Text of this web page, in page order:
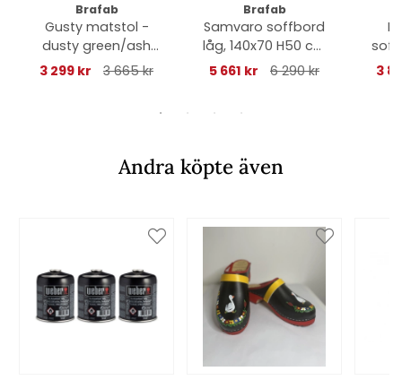
Brafab
Gusty matstol -
dusty green/ash
dyna
3 299 kr 3 665 kr
Brafab
Samvaro soffbord
låg, 140x70 H50 cm
- khaki/glas
5 661 kr 6 290 kr 3
Andra köpte även